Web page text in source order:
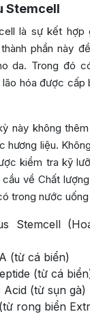
Stemcell
là sự kết
phần này
da. Trong đó
lão hóa được cấp
này không
hương liệu.
kiểm tra kỹ
về Chất
trong nước
Stemcell
(từ cá biển)
(từ cá
(từ sụn gà)
rong biển